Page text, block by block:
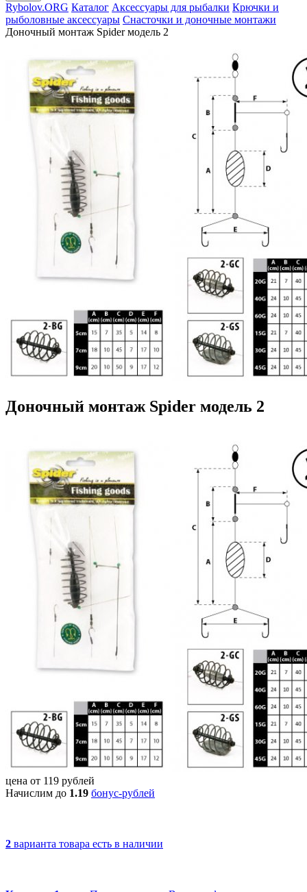
Rybolov.ORG Каталог Аксессуары для рыбалки Крючки и
рыболовные аксессуары Снасточки и доночные монтажи
Доночный монтаж Spider модель 2
Доночный монтаж Spider модель 2
цена от 119 рублей
Начислим до 1.19 бонус-рублей
2 варианта товара есть в наличии